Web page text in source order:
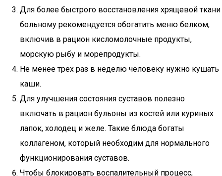
Для более быстрого восстановления хрящевой ткани
больному рекомендуется обогатить меню белком,
включив в рацион кисломолочные продукты,
морскую рыбу и морепродукты.
Не менее трех раз в неделю человеку нужно кушать
каши.
Для улучшения состояния суставов полезно
включать в рацион бульоны из костей или куриных
лапок, холодец и желе. Такие блюда богаты
коллагеном, который необходим для нормального
функционирования суставов.
Чтобы блокировать воспалительный процесс,